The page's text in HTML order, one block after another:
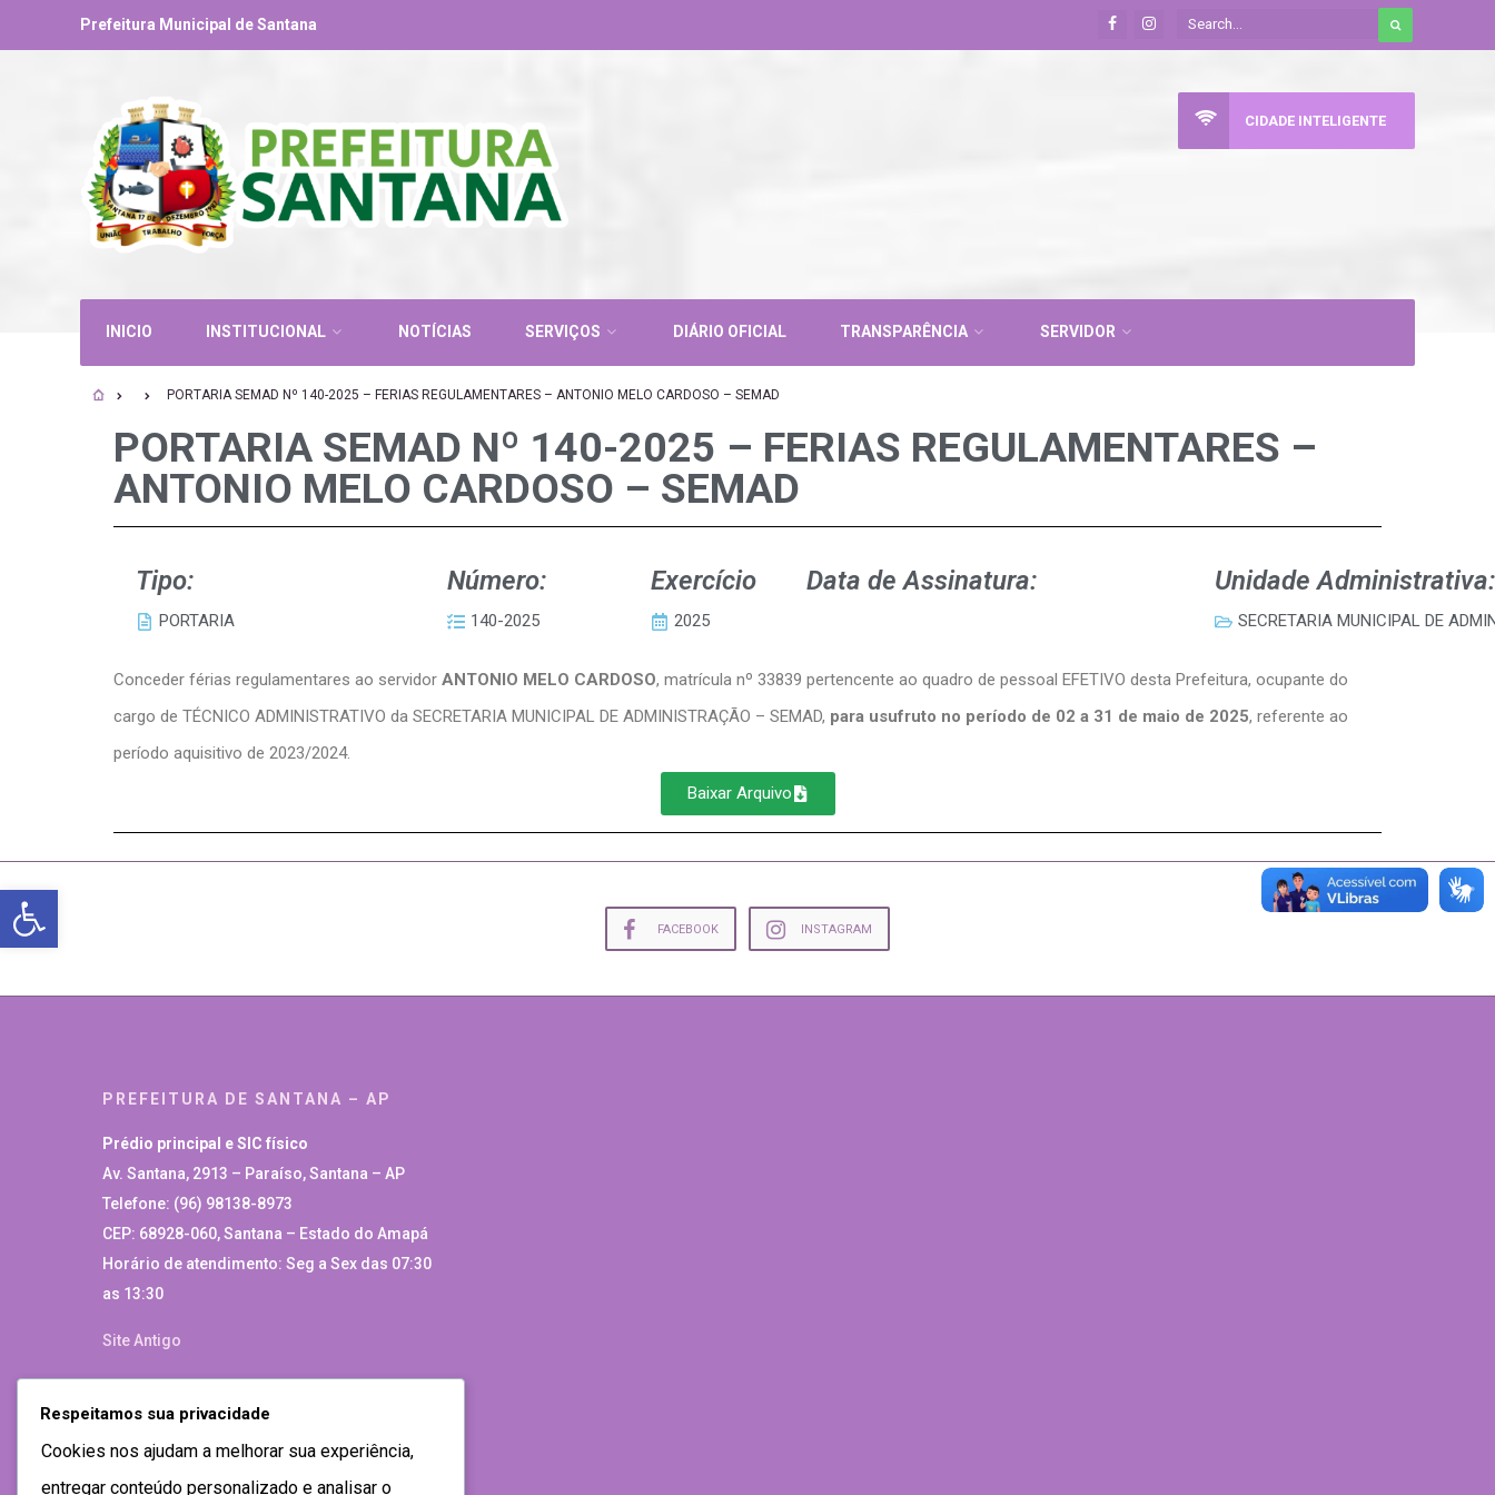
Abrir a barra de ferramentas
Prefeitura Municipal de Santana
INICIO INSTITUCIONAL NOTÍCIAS SERVIÇOS DIÁRIO OFICIAL TRANSPARÊNCIA SERVIDOR
CIDADE INTELIGENTE
PORTARIA SEMAD Nº 140-2025 – FERIAS REGULAMENTARES – ANTONIO MELO CARDOSO – SEMAD
PORTARIA SEMAD Nº 140-2025 – FERIAS REGULAMENTARES –
ANTONIO MELO CARDOSO – SEMAD
Tipo:
PORTARIA
Número:
140-2025
Exercício
2025
Data de Assinatura: Unidade Administrativa:
SECRETARIA MUNICIPAL DE
Conceder férias regulamentares ao servidor ANTONIO MELO CARDOSO, matrícula nº 33839 pertencente ao quadro de pessoal EFETIVO desta Prefeitura, ocupante do
cargo de TÉCNICO ADMINISTRATIVO da SECRETARIA MUNICIPAL DE ADMINISTRAÇÃO – SEMAD, para usufruto no período de 02 a 31 de maio de 2025, referente ao
período aquisitivo de 2023/2024.
Baixar Arquivo
FACEBOOK INSTAGRAM
PREFEITURA DE SANTANA – AP
Prédio principal e SIC físico
Av. Santana, 2913 – Paraíso, Santana – AP
Telefone: (96) 98138-8973
CEP: 68928-060, Santana – Estado do Amapá
Horário de atendimento: Seg a Sex das 07:30
as 13:30
Site Antigo
Respeitamos sua privacidade
Cookies nos ajudam a melhorar sua experiência,
entregar conteúdo personalizado e analisar o